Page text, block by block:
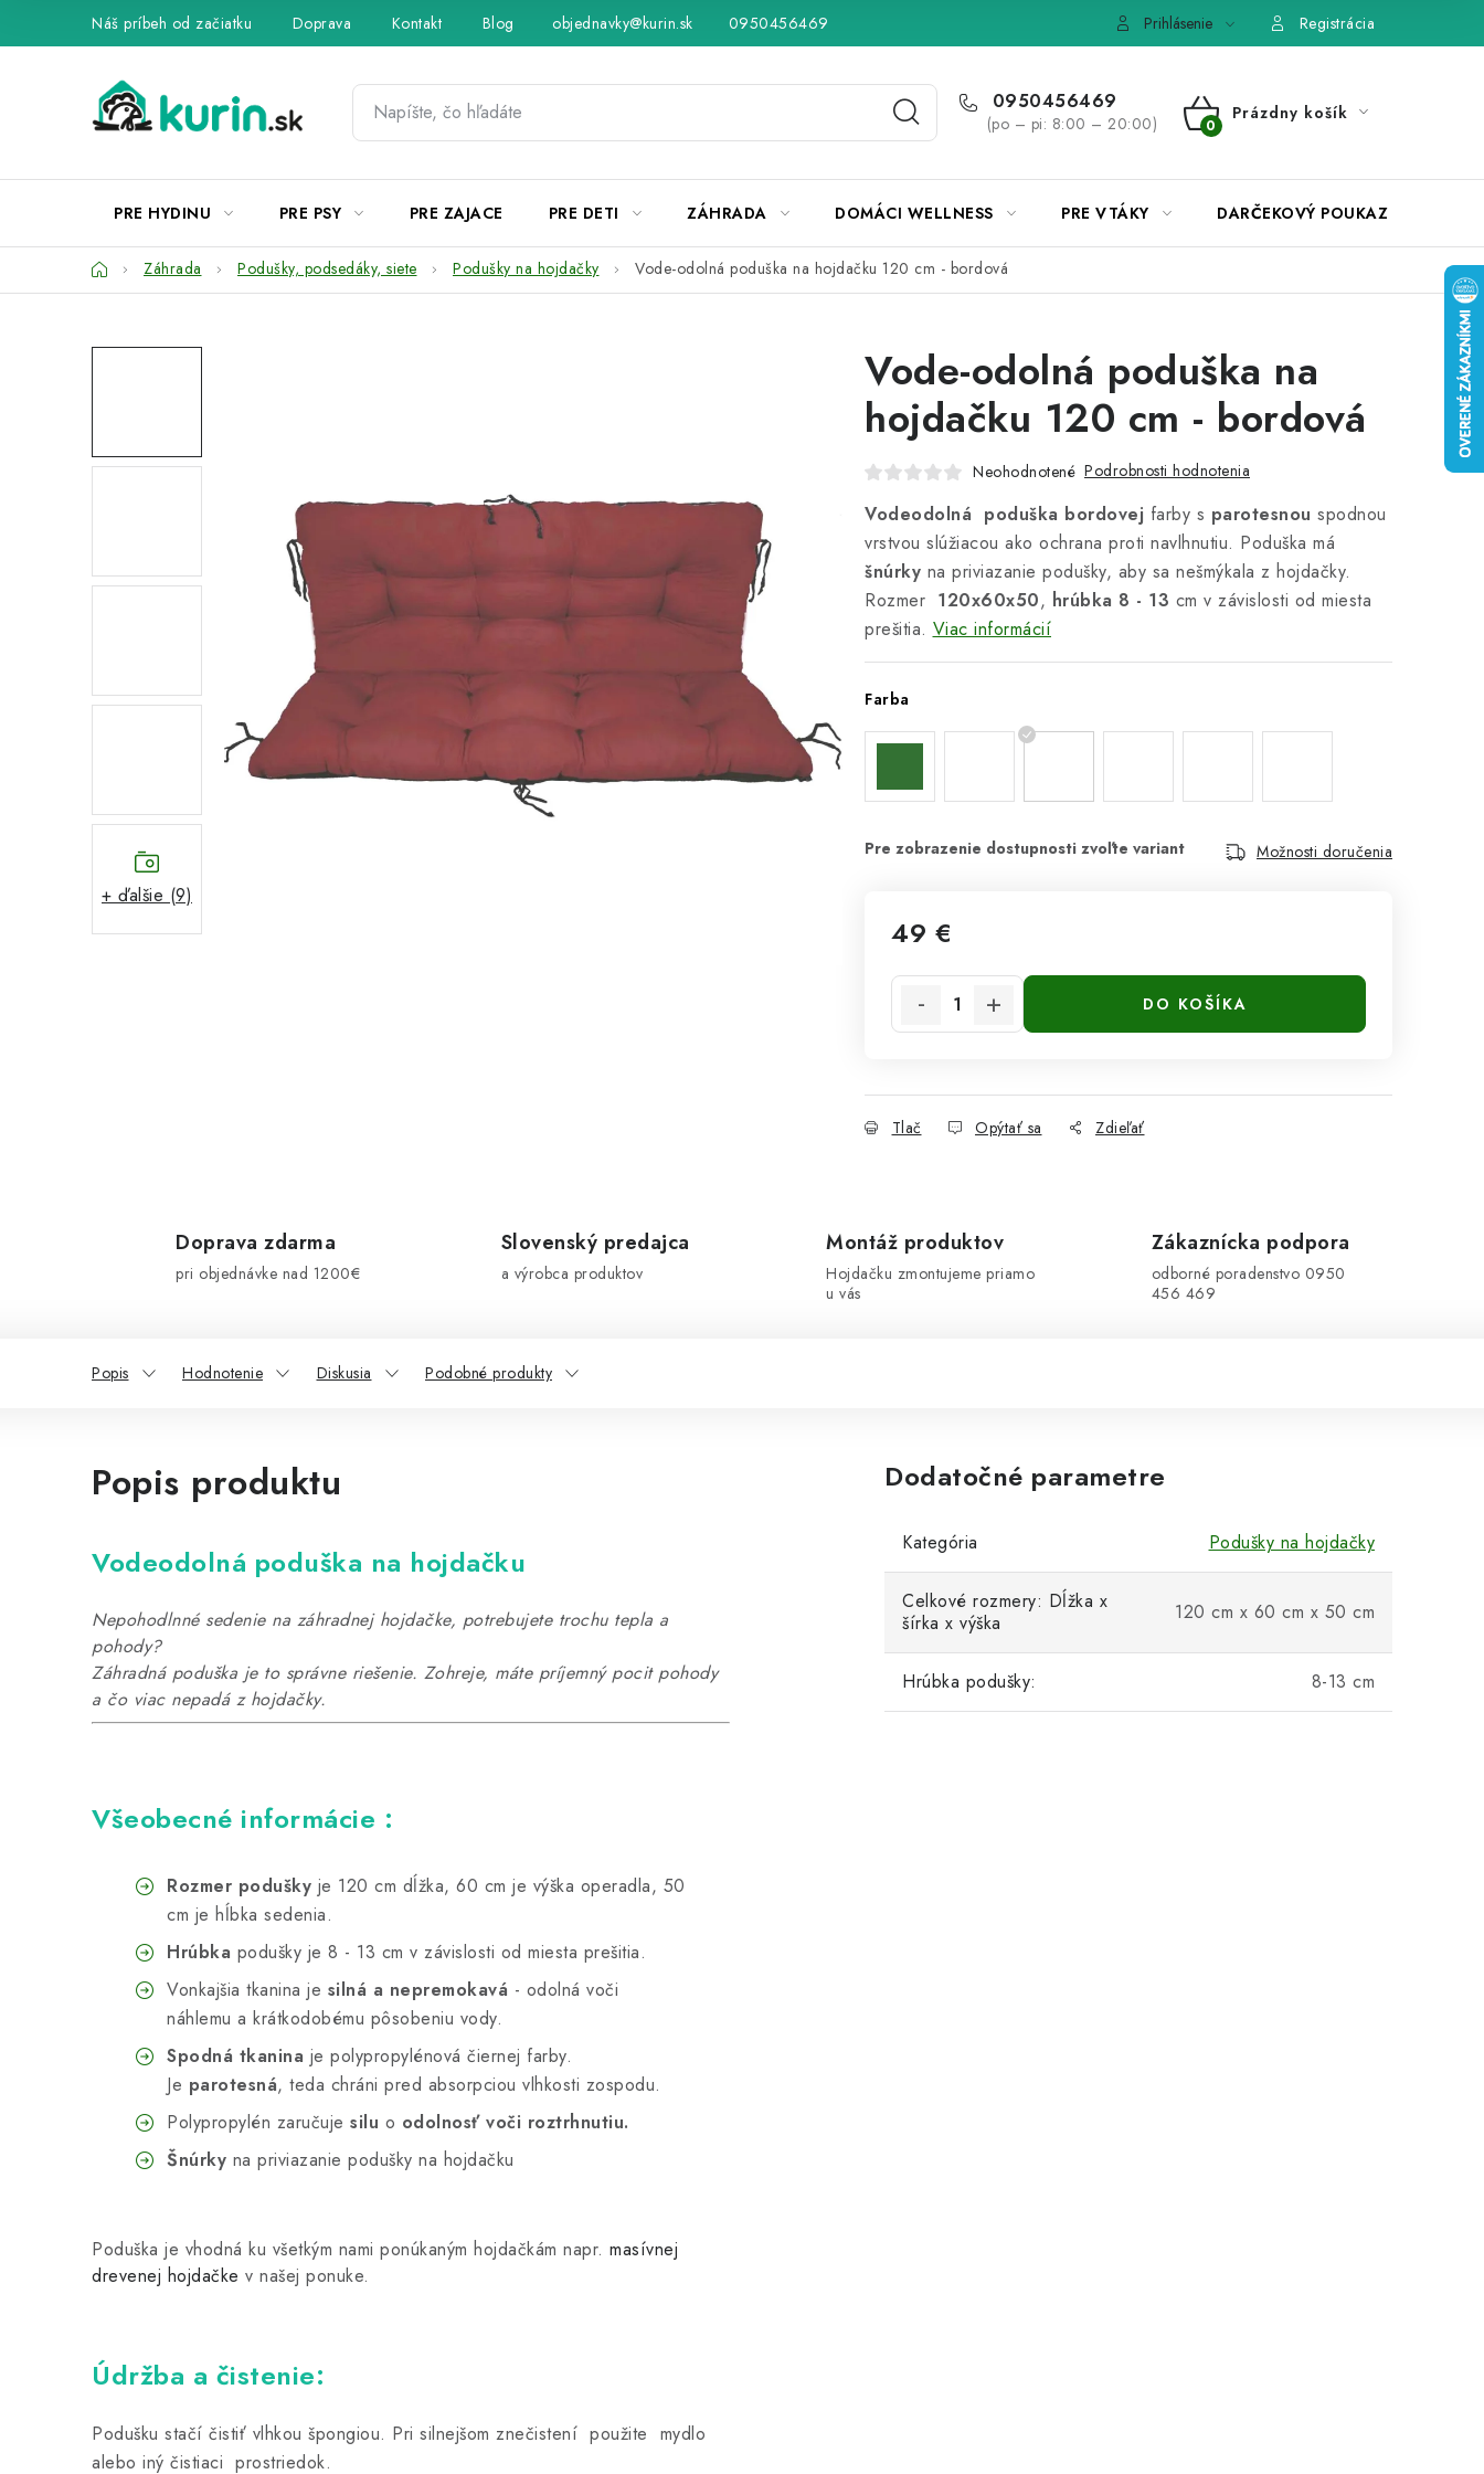
Náš príbeh od začiatku Doprava Kontakt Blog Hodnotenie obchodu Obchodné podmienky Pravidlá súťaží na Facebooku
objednavky@kurin.sk 0950456469 Prihlásenie Registrácia
0950456469
(po – pi: 8:00 – 20:00)
NÁKUPNÝ
Prázdny košík
PRE HYDINU PRE PSY PRE ZAJACE PRE DETI ZÁHRADA DOMÁCI WELLNESS PRE VTÁKY DARČEKOVÝ POUKAZ
DomovZáhrada Podušky, podsedáky, siete Podušky na hojdačky Vode-odolná poduška na hojdačku 120 cm - bordová
+ ďalšie (9)
Vode-odolná poduška na
hojdačku 120 cm - bordová
Neohodnotené Podrobnosti hodnotenia
Vodeodolná poduška bordovej farby s parotesnou spodnou
vrstvou slúžiacou ako ochrana proti navlhnutiu. Poduška má
šnúrky na priviazanie podušky, aby sa nešmýkala z hojdačky.
Rozmer 120x60x50, hrúbka 8 - 13 cm v závislosti od miesta
prešitia. Viac informácií
Farba
Možnosti doručenia
49 €
DO KOŠÍKA
Tlač Opýtať sa Zdieľať
Doprava zdarma
pri objednávke nad 1200€
Slovenský predajca
a výrobca produktov
Montáž produktov
Hojdačku zmontujeme priamo
u vás
Zákaznícka podpora
odborné poradenstvo 0950
456 469
Popis Hodnotenie Diskusia Podobné produkty
Popis produktu
Vodeodolná poduška na hojdačku
Nepohodlnné sedenie na záhradnej hojdačke, potrebujete trochu tepla a
pohody?
Záhradná poduška je to správne riešenie. Zohreje, máte príjemný pocit pohody
a čo viac nepadá z hojdačky.
Všeobecné informácie :
Rozmer podušky je 120 cm dĺžka, 60 cm je výška operadla, 50
cm je hĺbka sedenia.
Hrúbka podušky je 8 - 13 cm v závislosti od miesta prešitia.
Vonkajšia tkanina je silná a nepremokavá - odolná voči
náhlemu a krátkodobému pôsobeniu vody.
Spodná tkanina je polypropylénová čiernej farby.
Je parotesná, teda chráni pred absorpciou vlhkosti zospodu.
Polypropylén zaručuje silu o odolnosť voči roztrhnutiu.
Šnúrky na priviazanie podušky na hojdačku
Poduška je vhodná ku všetkým nami ponúkaným hojdačkám napr. masívnej
drevenej hojdačke v našej ponuke.
Údržba a čistenie:
Podušku stačí čistiť vlhkou špongiou. Pri silnejšom znečistení použite mydlo
alebo iný čistiaci prostriedok.
Dodatočné parametre
Kategória Podušky na hojdačky
Celkové rozmery: Dĺžka x
šírka x výška
120 cm x 60 cm x 50 cm
Hrúbka podušky: 8-13 cm